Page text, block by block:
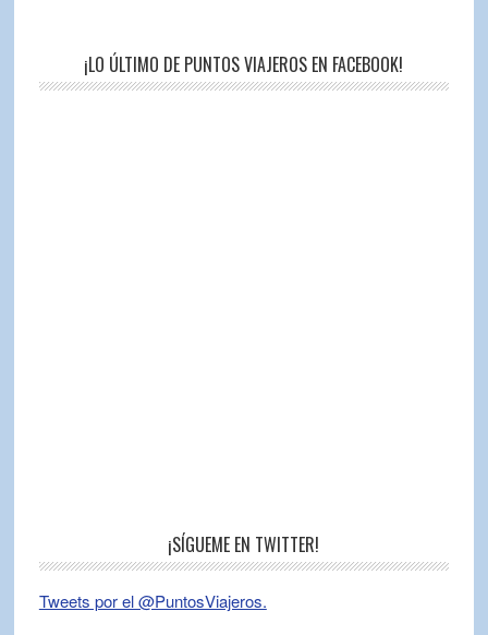
¡LO ÚLTIMO DE PUNTOS VIAJEROS EN FACEBOOK!
¡SÍGUEME EN TWITTER!
Tweets por el @PuntosViajeros.